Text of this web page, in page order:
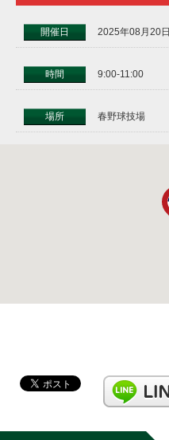
開催日 2025年08月20日
時間 9:00-11:00
場所 春野球技場